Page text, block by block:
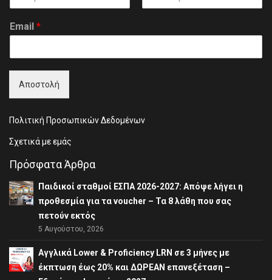
i
rEmail *
Αποστολή
Πολιτική Προσωπικών Δεδομένων
Σχετικά με εμάς
Πρόσφατα Άρθρα
Παιδικοί σταθμοί ΕΣΠΑ 2026-2027: Απόψε λήγει η
προθεσμία για τα voucher – Τα 8 λάθη που σας
πετούν εκτός
5 Αυγούστου, 2026
Αγγλικά Lower & Proficiency LRN σε 3 μήνες με
έκπτωση έως 20% και ΔΩΡΕΑΝ επανεξέταση –